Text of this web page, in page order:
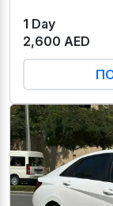
1 Day
2,600 AED